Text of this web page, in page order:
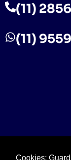
(11)
(11)
Cookies: